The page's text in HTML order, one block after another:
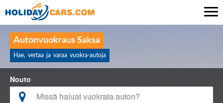
Autonvuokraus Saksa
Hae, vertaa ja varaa vuokra-autoja
Nouto

